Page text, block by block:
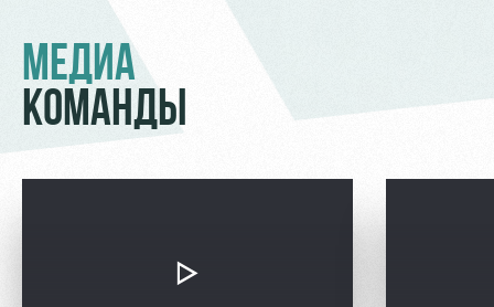
МЕДИА
КОМАНДЫ